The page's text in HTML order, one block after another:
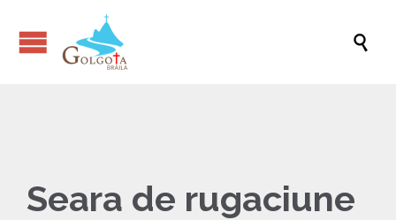

Seara de rugaciune